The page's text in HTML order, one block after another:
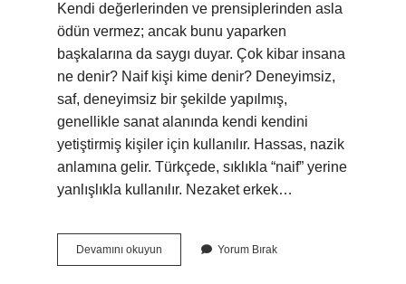
Kendi değerlerinden ve prensiplerinden asla
ödün vermez; ancak bunu yaparken
başkalarına da saygı duyar. Çok kibar insana
ne denir? Naif kişi kime denir? Deneyimsiz,
saf, deneyimsiz bir şekilde yapılmış,
genellikle sanat alanında kendi kendini
yetiştirmiş kişiler için kullanılır. Hassas, nazik
anlamına gelir. Türkçede, sıklıkla “naif” yerine
yanlışlıkla kullanılır. Nezaket erkek…
Devamını okuyun
Erkek
Yorum Bırak